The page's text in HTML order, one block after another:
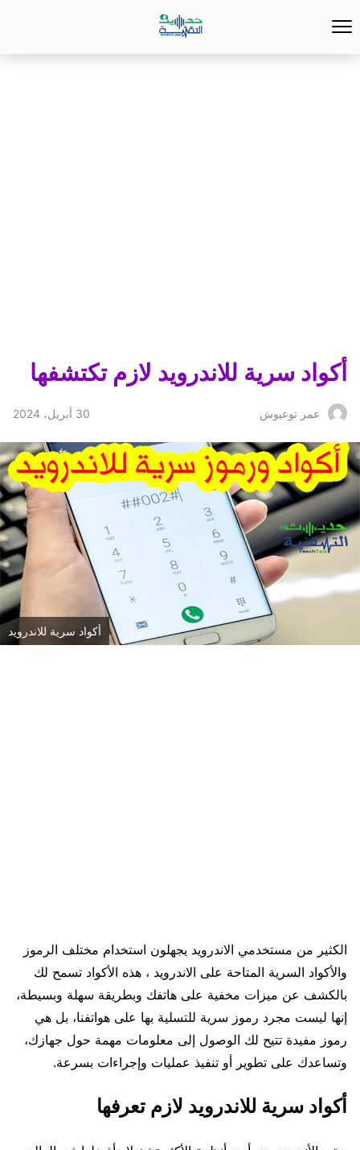
أكواد سرية للاندرويد لازم تكتشفها
عمر توعيوش 30 أبريل، 2024
أكواد سرية للاندرويد
الكثير من مستخدمي الاندرويد يجهلون استخدام مختلف الرموز
والأكواد السرية المتاحة على الاندرويد ، هذه الأكواد تسمح لك
بالكشف عن ميزات مخفية على هاتفك وبطريقة سهلة وبسيطة،
إنها ليست مجرد رموز سرية للتسلية بها على هواتفنا، بل هي
رموز مفيدة تتيح لك الوصول إلى معلومات مهمة حول جهازك،
وتساعدك على تطوير أو تنفيذ عمليات وإجراءات بسرعة.
أكواد سرية للاندرويد لازم تعرفها